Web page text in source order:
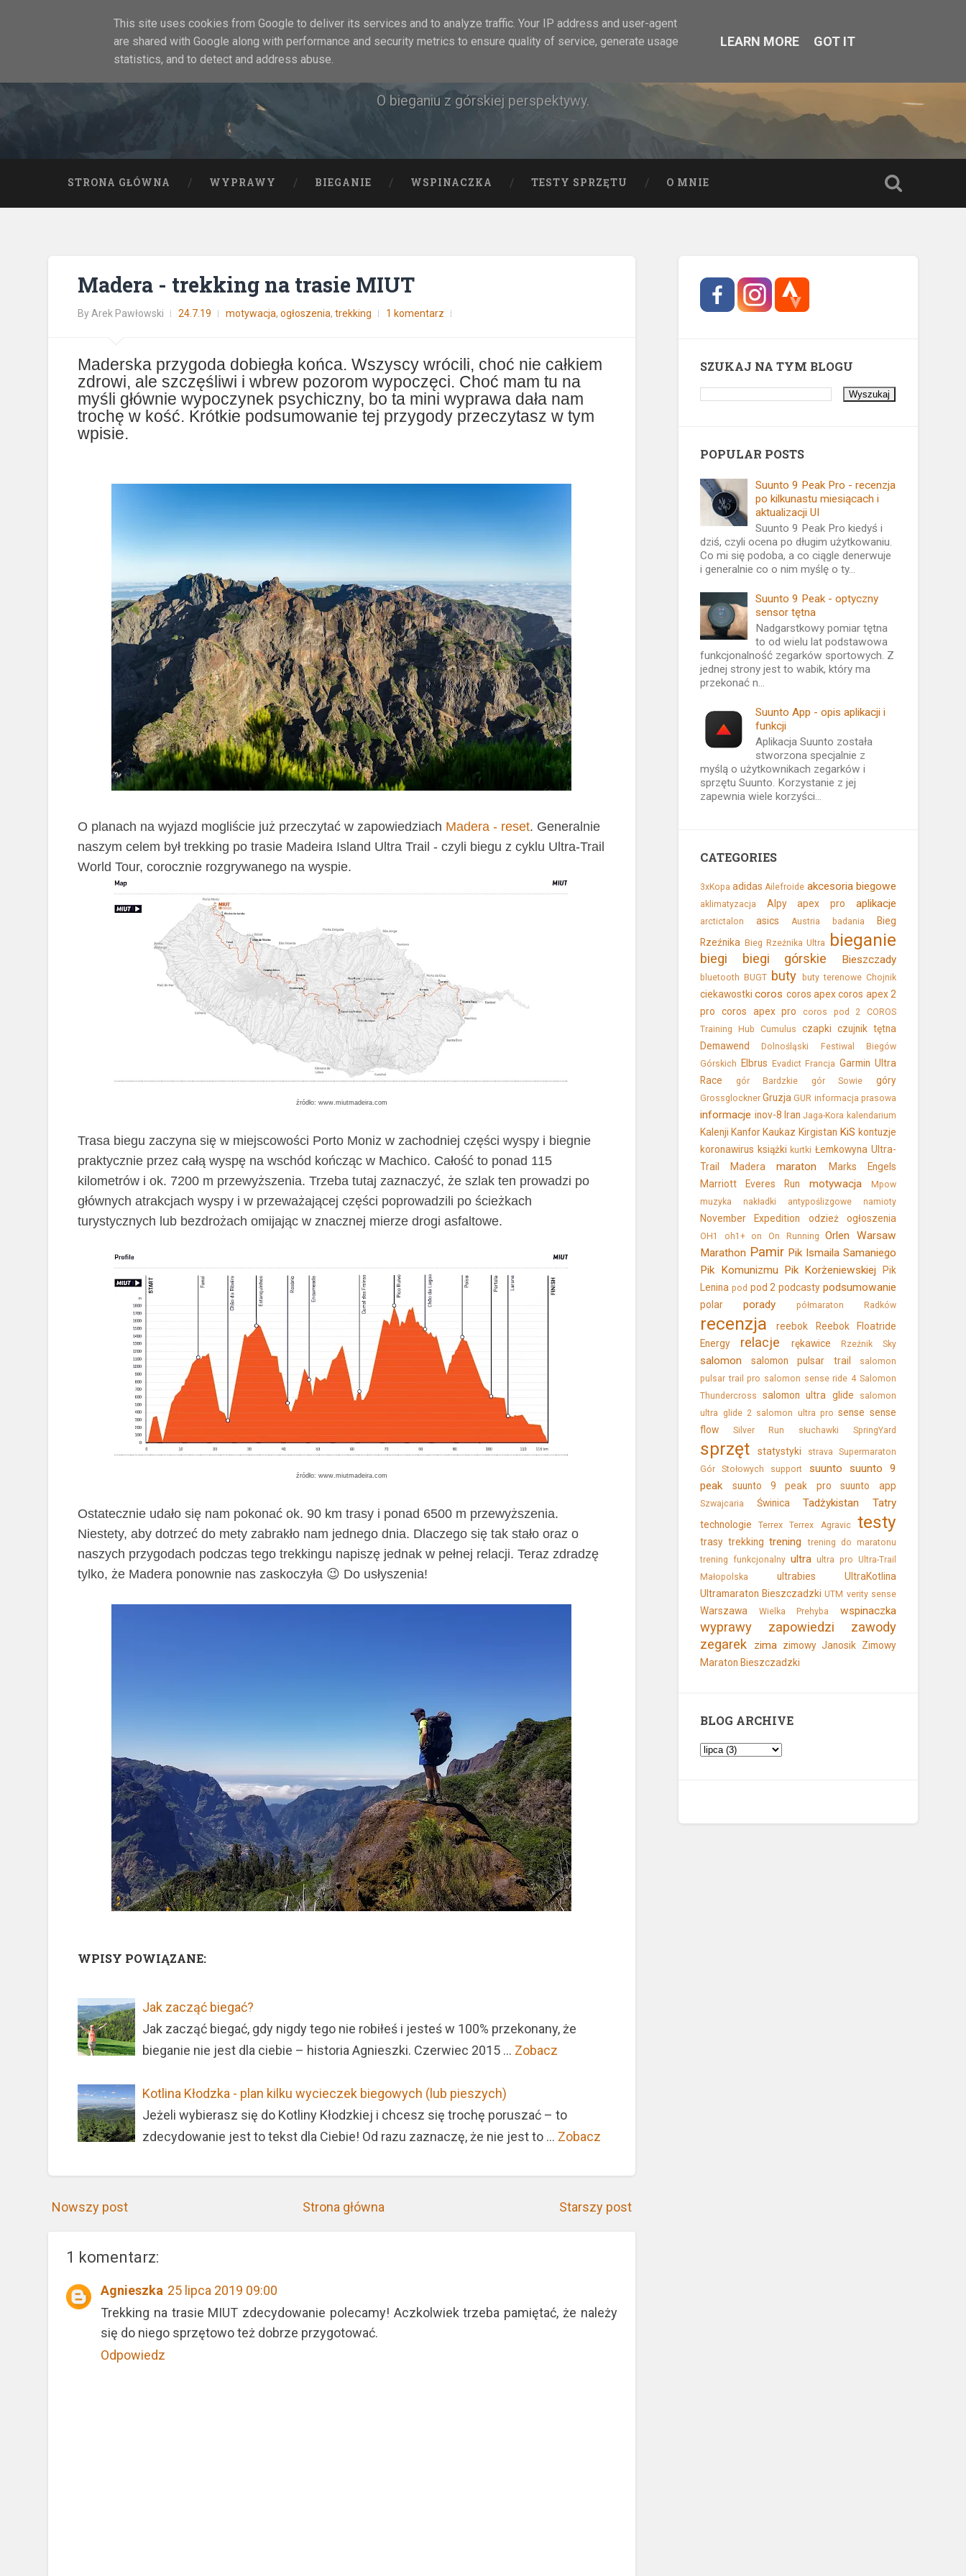
Rock&Run
O bieganiu z górskiej perspektywy.
STRONA GŁÓWNA WYPRAWY BIEGANIE WSPINACZKA TESTY SPRZĘTU O MNIE
Madera - trekking na trasie MIUT
By Arek Pawłowski 24.7.19 motywacja,ogłoszenia,trekking 1 komentarz
Maderska przygoda dobiegła końca. Wszyscy wrócili, choć nie całkiem
zdrowi, ale szczęśliwi i wbrew pozorom wypoczęci. Choć mam tu na
myśli głównie wypoczynek psychiczny, bo ta mini wyprawa dała nam
trochę w kość. Krótkie podsumowanie tej przygody przeczytasz w tym
wpisie.
O planach na wyjazd mogliście już przeczytać w zapowiedziach Madera - reset. Generalnie
naszym celem był trekking po trasie Madeira Island Ultra Trail - czyli biegu z cyklu Ultra-Trail
World Tour, corocznie rozgrywanego na wyspie.
źródło: www.miutmadeira.com
Trasa biegu zaczyna się w miejscowości Porto Moniz w zachodniej części wyspy i biegnie
praktycznie przez całą wyspę na wschód kończąc w Machico. Całość to ponad 115
kilometrów i ok. 7200 m przewyższenia. Trzeba tutaj zaznaczyć, że szlak ten prowadzi po
głównych atrakcjach wyspy i w przeważającej części poprowadzili po ścieżkach
turystycznych lub bezdrożach omijając w znacznej mierze drogi asfaltowe.
źródło: www.miutmadeira.com
Ostatecznie udało się nam pokonać ok. 90 km trasy i ponad 6500 m przewyższenia.
Niestety, aby dotrzeć do mety zabrakło nam jednego dnia. Dlaczego się tak stało oraz o
naszych przygodach podczas tego trekkingu napiszę jednak w pełnej relacji. Teraz zdradzę
tylko, że Madera ponownie nas zaskoczyła 😉 Do usłyszenia!
WPISY POWIĄZANE:
Jak zacząć biegać?
Jak zacząć biegać, gdy nigdy tego nie robiłeś i jesteś w 100% przekonany, że
bieganie nie jest dla ciebie – historia Agnieszki. Czerwiec 2015 … Zobacz
Kotlina Kłodzka - plan kilku wycieczek biegowych (lub pieszych)
Jeżeli wybierasz się do Kotliny Kłodzkiej i chcesz się trochę poruszać – to
zdecydowanie jest to tekst dla Ciebie! Od razu zaznaczę, że nie jest to … Zobacz
Nowszy post Starszy post
Strona główna
1 komentarz:
Agnieszka 25 lipca 2019 09:00
Trekking na trasie MIUT zdecydowanie polecamy! Aczkolwiek trzeba pamiętać, że należy
się do niego sprzętowo też dobrze przygotować.
Odpowiedz
SZUKAJ NA TYM BLOGU
POPULAR POSTS
Suunto 9 Peak Pro - recenzja
po kilkunastu miesiącach i
aktualizacji UI
Suunto 9 Peak Pro kiedyś i
dziś, czyli ocena po długim użytkowaniu.
Co mi się podoba, a co ciągle denerwuje
i generalnie co o nim myślę o ty...
Suunto 9 Peak - optyczny
sensor tętna
Nadgarstkowy pomiar tętna
to od wielu lat podstawowa
funkcjonalność zegarków sportowych. Z
jednej strony jest to wabik, który ma
przekonać n...
Suunto App - opis aplikacji i
funkcji
Aplikacja Suunto została
stworzona specjalnie z
myślą o użytkownikach zegarków i
sprzętu Suunto. Korzystanie z jej
zapewnia wiele korzyści...
CATEGORIES
3xKopa adidas Ailefroide akcesoria biegowe
aklimatyzacja Alpy apex pro aplikacje
arctictalon asics Austria badania
Bieg
Rzeźnika Bieg Rzeźnika Ultra bieganie
biegi biegi górskie Bieszczady
bluetooth BUGT buty buty terenowe Chojnik
ciekawostki coros coros apex coros apex 2
pro
coros apex pro coros pod 2
COROS
Training Hub
Cumulus czapki czujnik tętna
Demawend
Dolnośląski Festiwal Biegów
Górskich
Elbrus Evadict Francja Garmin Ultra
Race
gór Bardzkie gór Sowie góry
Grossglockner Gruzja GUR informacja prasowa
informacje inov-8 Iran Jaga-Kora kalendarium
Kalenji Kanfor Kaukaz Kirgistan KiS kontuzje
koronawirus książki kurtki Łemkowyna Ultra-
Trail
Madera maraton
Marks Engels
Marriott Everes Run
motywacja
Mpow
muzyka
nakładki antypoślizgowe namioty
November Expedition odzież ogłoszenia
OH1 oh1+ on On Running
Orlen Warsaw
Marathon Pamir Pik Ismaila Samaniego
Pik Komunizmu
Pik Korżeniewskiej
Pik
Lenina pod pod 2 podcasty podsumowanie
polar porady półmaraton Radków
recenzja reebok
Reebok Floatride
Energy
relacje rękawice Rzeźnik Sky
salomon salomon pulsar trail
salomon
pulsar trail pro salomon sense ride 4 Salomon
Thundercross
salomon ultra glide
salomon
ultra glide 2 salomon ultra pro sense sense
flow
Silver Run słuchawki SpringYard
sprzęt statystyki strava
Supermaraton
Gór Stołowych
support suunto
suunto 9
peak
suunto 9 peak pro suunto app
Szwajcaria Świnica Tadżykistan Tatry
technologie Terrex Terrex Agravic testy
trasy trekking trening
trening do maratonu
trening funkcjonalny ultra ultra pro Ultra-Trail
Małopolska
ultrabies
UltraKotlina
Ultramaraton Bieszczadzki UTM verity sense
Warszawa Wielka Prehyba wspinaczka
wyprawy zapowiedzi
zawody
zegarek
zima zimowy Janosik Zimowy
Maraton Bieszczadzki
BLOG ARCHIVE
This site uses cookies from Google to deliver its services and to analyze traffic. Your IP address and user-agent
are shared with Google along with performance and security metrics to ensure quality of service, generate usage
statistics, and to detect and address abuse.
LEARN MORE GOT IT